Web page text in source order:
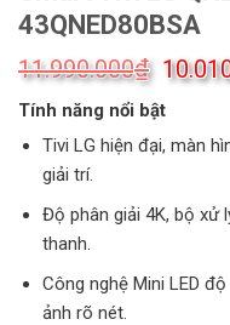
43QNED80BSA
11.990.000₫ Giá
gốc
là:
Tính năng nổi bật
Tivi LG hiện đại, màn
giải trí.
Độ phân giải 4K, bộ xử
thanh.
Công nghệ Mini LED
ảnh rõ nét.